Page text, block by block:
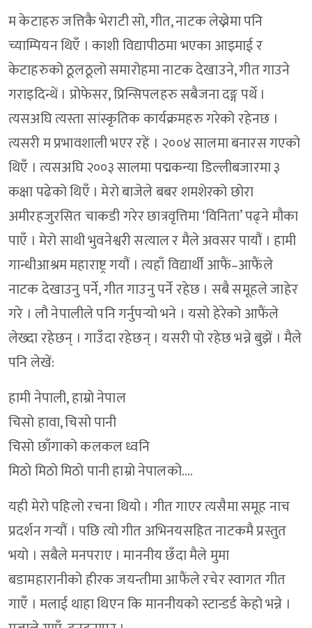
म केटाहरु जत्तिकै भेराटी सो, गीत, नाटक लेख्नेमा पनि
च्याम्पियन थिएँ । काशी विद्यापीठमा भएका आइमाई र
केटाहरुको ठूलठूलो समारोहमा नाटक देखाउने, गीत गाउने
गराइदिन्थें । प्रोफेसर, प्रिन्सिपलहरु सबैजना दङ्ग पर्थे ।
त्यसअघि त्यस्ता सांस्कृतिक कार्यक्रमहरु गरेको रहेनछ ।
त्यसरी म प्रभावशाली भएर रहें । २००४ सालमा बनारस गएको
थिएँ । त्यसअघि २००३ सालमा पद्मकन्या डिल्लीबजारमा ३
कक्षा पढेको थिएँ । मेरो बाजेले बबर शमशेरको छोरा
अमीरहजुरसित चाकडी गरेर छात्रवृत्तिमा ‘विनिता’ पढ्ने मौका
पाएँ । मेरो साथी भुवनेश्वरी सत्याल र मैले अवसर पायौं । हामी
गान्धीआश्रम महाराष्ट्र गयौं । त्यहाँ विद्यार्थी आफैं–आफैंले
नाटक देखाउनु पर्ने, गीत गाउनु पर्ने रहेछ । सबै समूहले जाहेर
गरे । लौ नेपालीले पनि गर्नुपर्‍यो भने । यसो हेरेको आफैंले
लेख्दा रहेछन् । गाउँदा रहेछन् । यसरी पो रहेछ भन्ने बुझें । मैले
पनि लेखें:
हामी नेपाली, हाम्रो नेपाल
चिसो हावा, चिसो पानी
चिसो छाँगाको कलकल ध्वनि
मिठो मिठो मिठो पानी हाम्रो नेपालको....
यही मेरो पहिलो रचना थियो । गीत गाएर त्यसैमा समूह नाच
प्रदर्शन गर्‍यौं । पछि त्यो गीत अभिनयसहित नाटकमै प्रस्तुत
भयो । सबैले मनपराए । माननीय छँदा मैले मुमा
बडामहारानीको हीरक जयन्तीमा आफैंले रचेर स्वागत गीत
गाएँ । मलाई थाहा थिएन कि माननीयको स्टान्डर्ड केहो भन्ने ।